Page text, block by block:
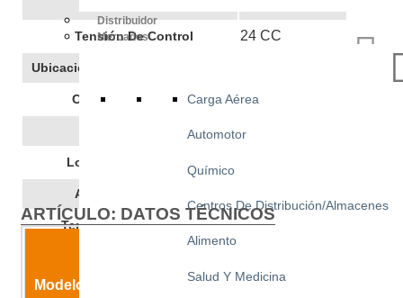
Distribuidor
Mercados
Carga Aérea
Automotor
Químico
Centros De Distribución/Almacenes
Alimento
Salud Y Medicina
Tensión De Control 24 CC
Ubicación Del Grupo De Potencia
Clase De Protección IP55
ISO 32
Longitud Del Bastidor
Ancho Del Bastidor
Temperatura De Trabajo -20 - +50
ARTÍCULO: DATOS TÉCNICOS
Modelo
Carrera
elevación
cerrada